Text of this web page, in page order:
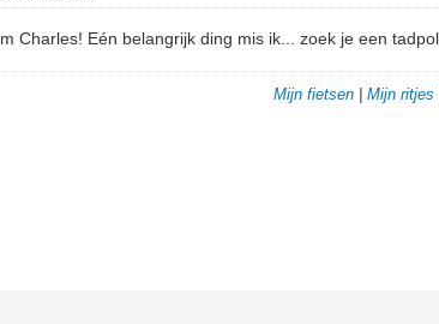
Charles! Eén belangrijk ding mis ik... zoek je een
Mijn fietsen| Mijn ritjes